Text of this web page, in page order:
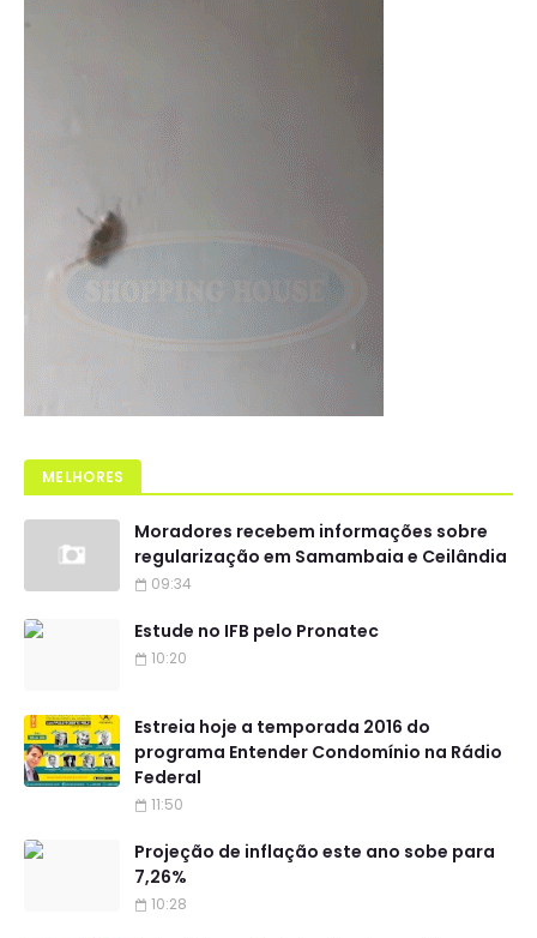
MELHORES
Moradores recebem informações sobre
regularização em Samambaia e Ceilândia
09:34
Estude no IFB pelo Pronatec
10:20
Estreia hoje a temporada 2016 do
programa Entender Condomínio na Rádio
Federal
11:50
Projeção de inflação este ano sobe para
7,26%
10:28